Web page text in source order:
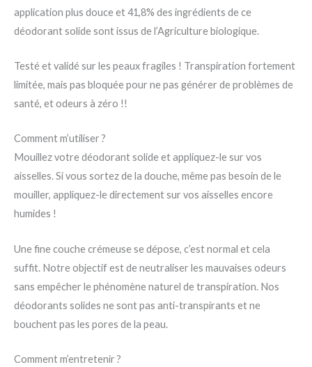
application plus douce et 41,8% des ingrédients de ce
déodorant solide sont issus de l’Agriculture biologique.
Testé et validé sur les peaux fragiles ! Transpiration fortement
limitée, mais pas bloquée pour ne pas générer de problèmes de
santé, et odeurs à zéro !!
Comment m’utiliser ?
Mouillez votre déodorant solide et appliquez-le sur vos
aisselles. Si vous sortez de la douche, même pas besoin de le
mouiller, appliquez-le directement sur vos aisselles encore
humides !
Une fine couche crémeuse se dépose, c’est normal et cela
suffit. Notre objectif est de neutraliser les mauvaises odeurs
sans empêcher le phénomène naturel de transpiration. Nos
déodorants solides ne sont pas anti-transpirants et ne
bouchent pas les pores de la peau.
Comment m’entretenir ?